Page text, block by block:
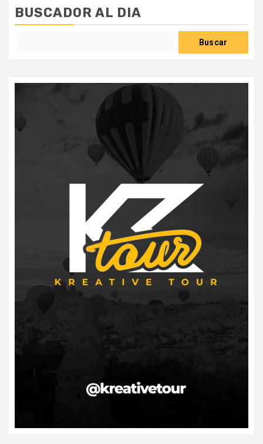
BUSCADOR AL DIA
Buscar